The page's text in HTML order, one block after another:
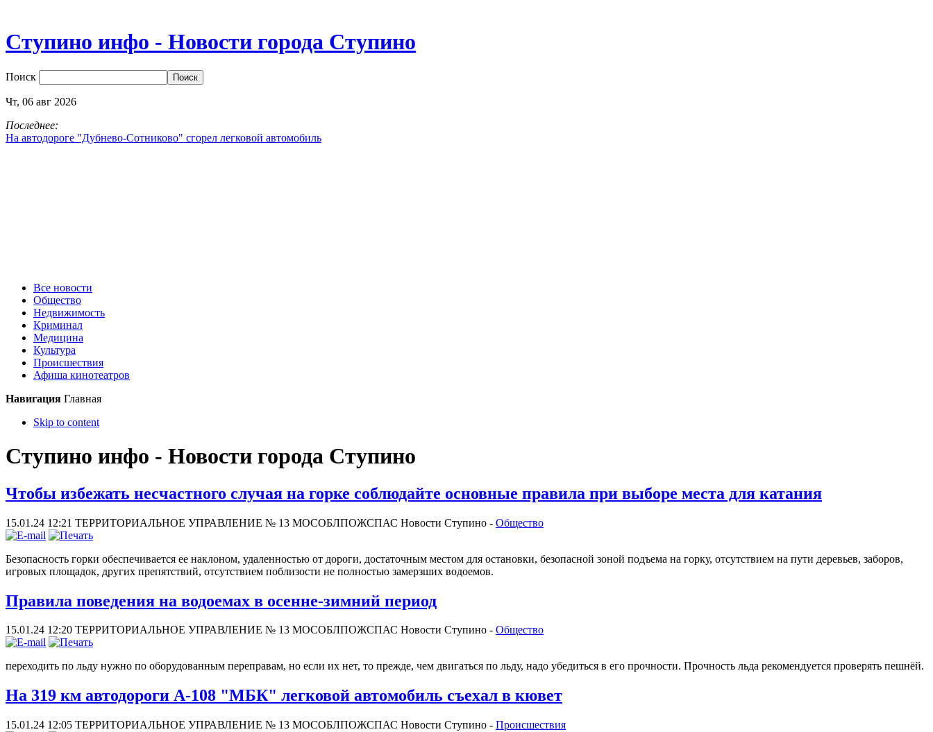
Ступино инфо - Новости города Ступино
Поиск
Чт, 06 авг 2026
Последнее:
На автодороге "Дубнево‑Сотниково" сгорел легковой автомобиль
Все новости
Общество
Недвижимость
Криминал
Медицина
Культура
Происшествия
Афиша кинотеатров
Навигация Главная
Skip to content
Ступино инфо - Новости города Ступино
Чтобы избежать несчастного случая на горке соблюдайте основные правила при выборе места для катания
15.01.24 12:21 ТЕРРИТОРИАЛЬНОЕ УПРАВЛЕНИЕ № 13 МОСОБЛПОЖСПАС Новости Ступино - Общество
Безопасность горки обеспечивается ее наклоном, удаленностью от дороги, достаточным местом для остановки, безопасной зоной подъема на горку, отсутствием на пути деревьев, заборов,
игровых площадок, других препятствий, отсутствием поблизости не полностью замерзших водоемов.
Правила поведения на водоемах в осенне-зимний период
15.01.24 12:20 ТЕРРИТОРИАЛЬНОЕ УПРАВЛЕНИЕ № 13 МОСОБЛПОЖСПАС Новости Ступино - Общество
переходить по льду нужно по оборудованным переправам, но если их нет, то прежде, чем двигаться по льду, надо убедиться в его прочности. Прочность льда рекомендуется проверять пешнёй.
На 319 км автодороги А-108 "МБК" легковой автомобиль съехал в кювет
15.01.24 12:05 ТЕРРИТОРИАЛЬНОЕ УПРАВЛЕНИЕ № 13 МОСОБЛПОЖСПАС Новости Ступино - Происшествия